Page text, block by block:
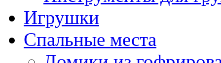
Игрушки
Спальные места